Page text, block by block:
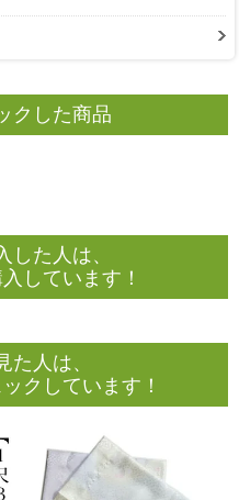
クした商品
した人は、
しています！
た人は、
クしています！